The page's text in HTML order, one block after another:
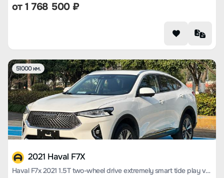
от1 768 500₽
51000 км.
2021 Haval F7X
Haval F7x 2021 1.5T two-wheel drive extremely smart tide play version